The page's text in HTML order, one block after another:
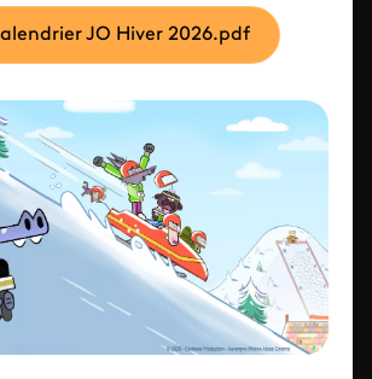
JO Hiver 2026.pdf